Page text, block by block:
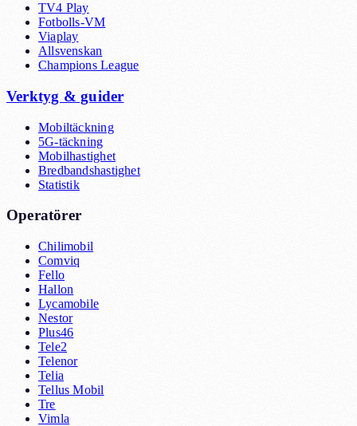
TV4 Play
Fotbolls-VM
Viaplay
Allsvenskan
Champions League
Verktyg & guider
Mobiltäckning
5G-täckning
Mobilhastighet
Bredbandshastighet
Statistik
Operatörer
Chilimobil
Comviq
Fello
Hallon
Lycamobile
Nestor
Plus46
Tele2
Telenor
Telia
Tellus Mobil
Tre
Vimla